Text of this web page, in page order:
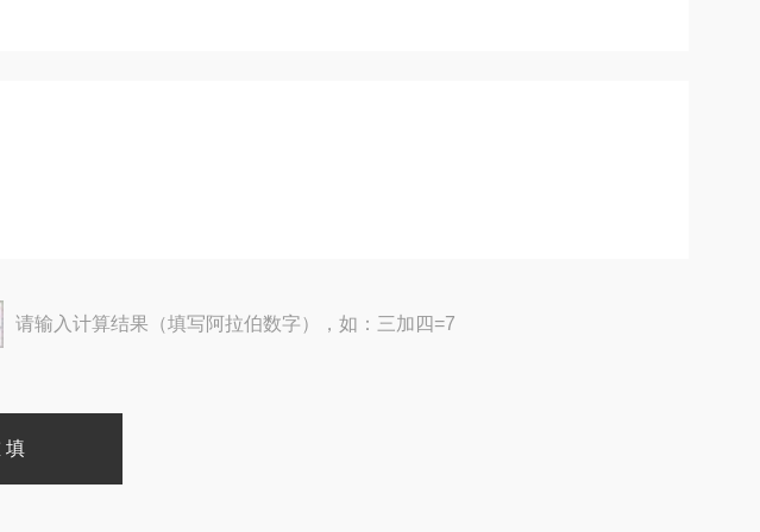
请输入计算结果（填写阿拉伯数字），如：三加四=7